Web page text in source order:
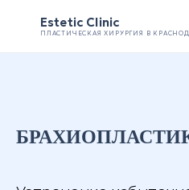
Estetic Clinic
ПЛАСТИЧЕСКАЯ ХИРУРГИЯ В